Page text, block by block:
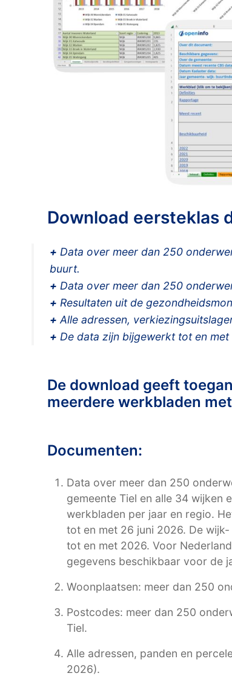
Download eersteklas
+ Data over meer dan 250
buurt.
+ Data over meer dan 250
+ Resultaten uit de
+ Alle adressen,
+ De data zijn bijgewerkt tot en met
De download geeft
meerdere werkbladen
Documenten:
Data over meer dan 250
gemeente Tiel en alle 34 wijken
werkbladen per jaar en regio.
tot en met 26 juni 2026. De
tot en met 2026. Voor
gegevens beschikbaar voor de
Woonplaatsen: meer dan 250
Postcodes: meer dan 250
Tiel.
Alle adressen, panden en
2026).